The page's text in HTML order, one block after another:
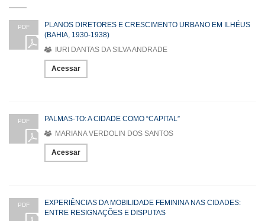
PDF
PLANOS DIRETORES E CRESCIMENTO URBANO EM ILHÉUS
(BAHIA, 1930-1938)
IURI DANTAS DA SILVA ANDRADE
Acessar
PDF
PALMAS-TO: A CIDADE COMO “CAPITAL”
MARIANA VERDOLIN DOS SANTOS
Acessar
PDF
EXPERIÊNCIAS DA MOBILIDADE FEMININA NAS CIDADES:
ENTRE RESIGNAÇÕES E DISPUTAS